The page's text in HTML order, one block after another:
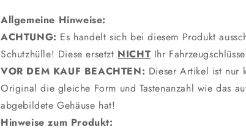
Allgemeine Hinweise:
ACHTUNG: Es handelt sich bei diesem Produkt
Schutzhülle! Diese ersetzt NICHT Ihr
VOR DEM KAUF BEACHTEN: Dieser Artikel ist nur
Original die gleiche Form und Tastenanzahl wie das
abgebildete Gehäuse hat!
Hinweise zum Produkt: